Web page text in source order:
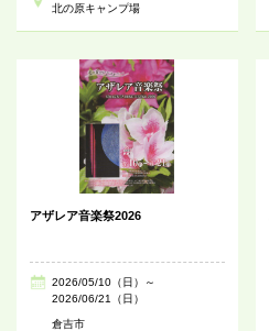
北の原キャンプ場
アザレア音楽祭2026
2026/05/10（日）～
2026/06/21（日）
倉吉市